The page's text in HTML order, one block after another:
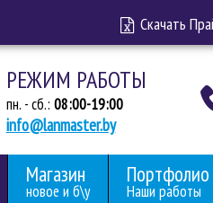
Скачать
РЕЖИМ РАБОТЫ
пн. - сб.: 08:00-19:00
info@lanmaster.by
Магазин
новое и б\у
Портфолио
Наши работы